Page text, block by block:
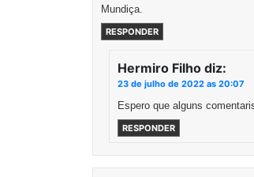
Mundiça.
RESPONDER
Hermiro Filho diz:
23 de julho de 2022 as 20:07
Espero que alguns
RESPONDER